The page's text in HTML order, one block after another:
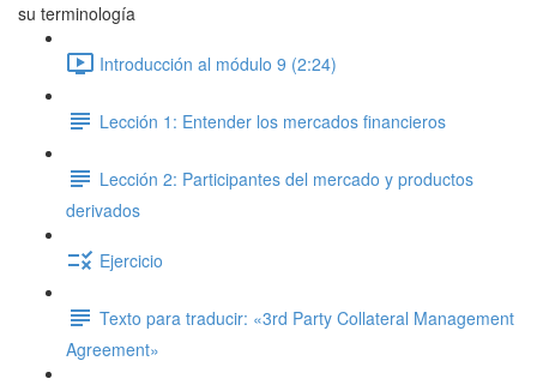
su terminología
Introducción al módulo 9 (2:24)
Lección 1: Entender los mercados financieros
Lección 2: Participantes del mercado y productos
derivados
Ejercicio
Texto para traducir: «3rd Party Collateral Management
Agreement»